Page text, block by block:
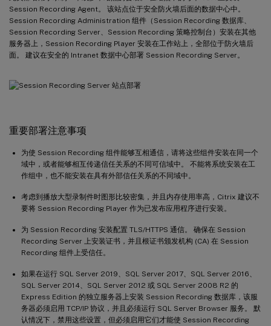
Session Recording Agent。 该站点位于安全防火墙后面的数据中心中。
Session Recording Administration 组件（Session Recording 数据库、
Session Recording Server、Session Recording 策略控制台）安装在其他
服务器上，Session Recording Player 安装在工作站上，全部位于防火墙后
面。 建议在安全的 Intranet 数据中心部署 Session Recording Server。
重要部署注意事项
为使 Session Recording 组件能够互相通信，请将这些组件安装在同一个
域中，或者能够相互传递信任关系的不同可信域中。 不能将系统安装在工
作组中，也不能安装在具有外部信任关系的不同域中。
考虑到播放大型录制件时图形比较密集，并且内存使用率高，Citrix 建议不
要将 Session Recording Player 作为已发布应用程序进行安装。
为 Session Recording 安装配置 TLS/HTTPS 通信。 确保在 Session
Recording Server 上安装证书，并且根证书颁发机构 (CA) 在 Session
Recording 组件上受信任。
如果在运行 SQL Server 2019、SQL Server 2017、SQL Server 2016、
SQL Server 2014、SQL Server 2012 或 SQL Server 2008 R2 的
Express Edition 的独立服务器上安装 Session Recording 数据库，该服
务器必须启用 TCP/IP 协议，并且必须运行 SQL Server Browser 服务。 默
认情况下，禁用这些设置，但必须启用它们才能使 Session Recording